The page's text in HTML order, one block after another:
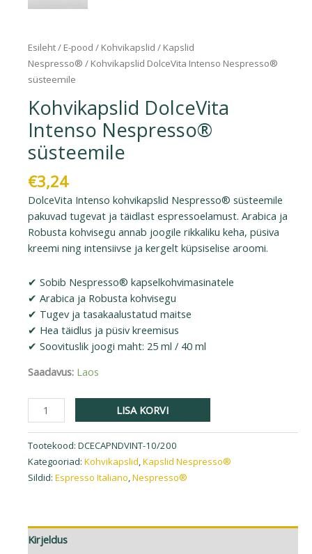
Esileht/ E-pood / Kohvikapslid / Kapslid
Nespresso® / Kohvikapslid DolceVita Intenso Nespresso®
süsteemile
Kohvikapslid DolceVita
Intenso Nespresso®
süsteemile
€3,24
DolceVita Intenso kohvikapslid Nespresso® süsteemile
pakuvad tugevat ja täidlast espressoelamust. Arabica ja
Robusta kohvisegu annab joogile rikkaliku keha, püsiva
kreemi ning intensiivse ja kergelt küpsiselise aroomi.
✔ Sobib Nespresso® kapselkohvimasinatele
✔ Arabica ja Robusta kohvisegu
✔ Tugev ja tasakaalustatud maitse
✔ Hea täidlus ja püsiv kreemisus
✔ Soovituslik joogi maht: 25 ml / 40 ml
Saadavus: Laos
LISA KORVI
Tootekood: DCECAPNDVINT-10/200
Kategooriad: Kohvikapslid,Kapslid Nespresso®
Sildid: Espresso Italiano,Nespresso®
Kirjeldus